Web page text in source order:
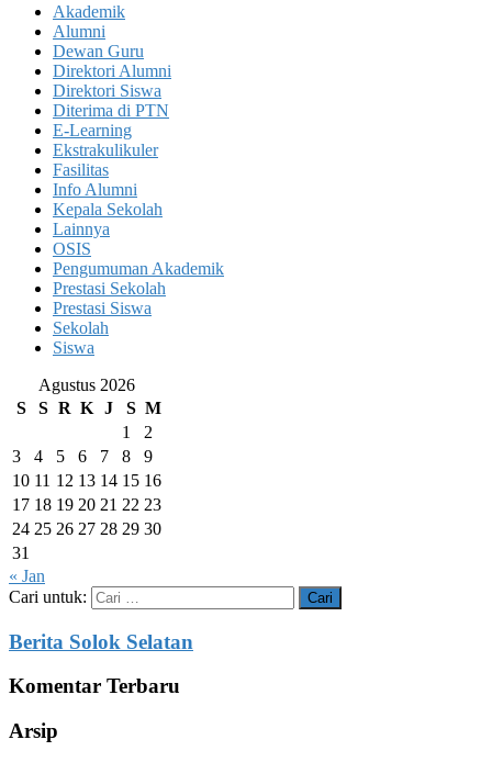
Akademik
Alumni
Dewan Guru
Direktori Alumni
Direktori Siswa
Diterima di PTN
E-Learning
Ekstrakulikuler
Fasilitas
Info Alumni
Kepala Sekolah
Lainnya
OSIS
Pengumuman Akademik
Prestasi Sekolah
Prestasi Siswa
Sekolah
Siswa
Agustus 2026
S
S R K J S M
1
2
3
4 5 6 7 8
9
10 11 12 13 14 15 16
17 18 19 20 21 22 23
24 25 26 27 28 29 30
31
« Jan
Cari untuk:
Berita Solok Selatan
Komentar Terbaru
Arsip